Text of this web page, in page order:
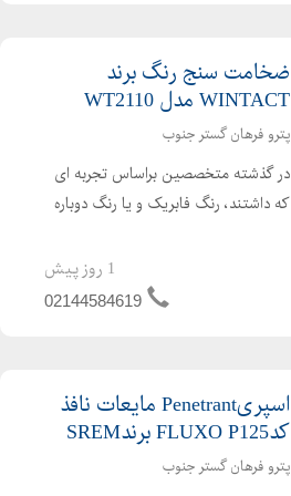
ضخامت سنج رنگ برند
WINTACT مدل WT2110
پترو فرهان گستر جنوب
در گذشته متخصصین براساس تجربه ای
که داشتند، رنگ فابریک و یا رنگ دوباره
افزایش صنعت دیتیلینگ، تشخیص این
موضوع بدون ابزار با خطاهای زیادی روبرو
1 روز پیش
02144584619
اسپریPenetrant مایعات نافذ
کدFLUXO P125 برندSREM
پترو فرهان گستر جنوب